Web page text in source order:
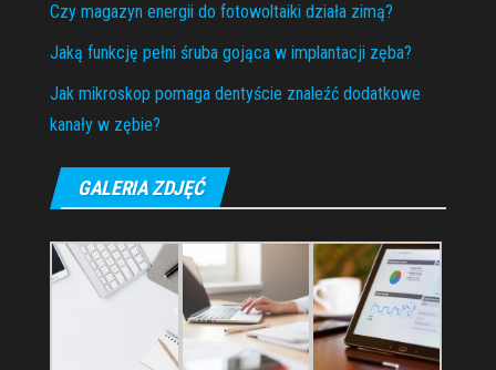
Czy magazyn energii do fotowoltaiki działa zimą?
Jaką funkcję pełni śruba gojąca w implantacji zęba?
Jak mikroskop pomaga dentyście znaleźć dodatkowe
kanały w zębie?
GALERIA ZDJĘĆ